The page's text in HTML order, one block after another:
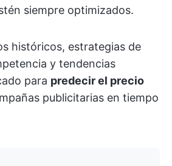
siempre optimizados.
históricos, estrategias de
y tendencias
para predecir el precio
publicitarias en tiempo